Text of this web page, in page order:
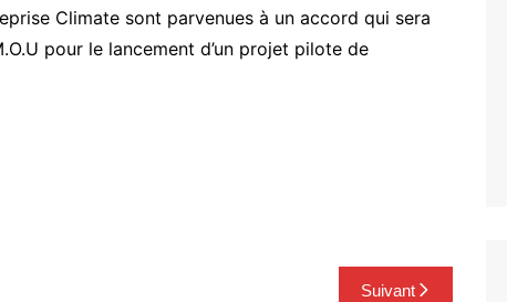
Climate sont parvenues à un accord qui sera
pour le lancement d’un projet pilote de
Suivant